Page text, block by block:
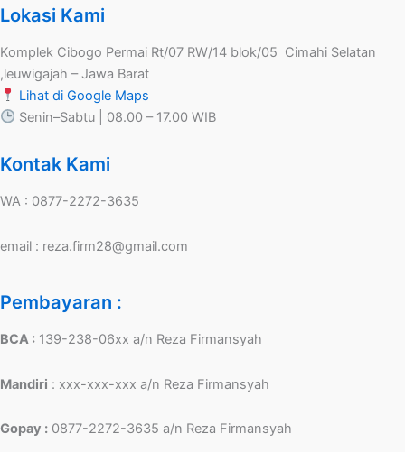
Lokasi Kami
Komplek Cibogo Permai Rt/07 RW/14 blok/05 Cimahi Selatan
,leuwigajah – Jawa Barat
Lihat di Google Maps
Senin–Sabtu | 08.00 – 17.00 WIB
Kontak Kami
WA : 0877-2272-3635
email : reza.firm28@gmail.com
Pembayaran :
BCA : 139-238-06xx a/n Reza Firmansyah
Mandiri : xxx-xxx-xxx a/n Reza Firmansyah
Gopay : 0877-2272-3635 a/n Reza Firmansyah